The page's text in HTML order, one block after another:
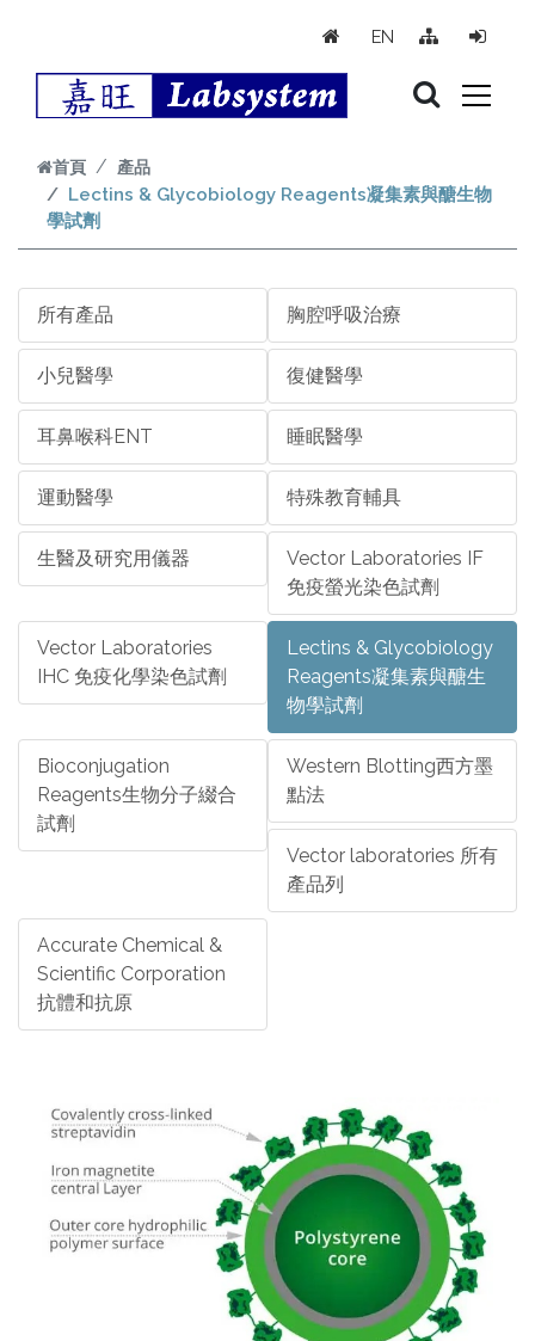
EN
首頁 產品
Lectins & Glycobiology Reagents凝集素與醣生物
學試劑
所有產品 胸腔呼吸治療
小兒醫學 復健醫學
耳鼻喉科ENT 睡眠醫學
運動醫學 特殊教育輔具
生醫及研究用儀器
Vector Laboratories IF
免疫螢光染色試劑
Vector Laboratories
IHC 免疫化學染色試劑
Lectins & Glycobiology
Reagents凝集素與醣生
物學試劑
Bioconjugation
Reagents生物分子綴合
試劑
Western Blotting西方墨
點法
Vector laboratories 所有
產品列
Accurate Chemical &
Scientific Corporation
抗體和抗原